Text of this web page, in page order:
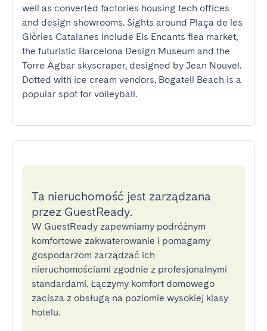
well as converted factories housing tech offices
and design showrooms. Sights around Plaça de les
Glòries Catalanes include Els Encants flea market,
the futuristic Barcelona Design Museum and the
Torre Agbar skyscraper, designed by Jean Nouvel.
Dotted with ice cream vendors, Bogatell Beach is a
popular spot for volleyball.
Ta nieruchomość jest zarządzana
przez GuestReady.
W GuestReady zapewniamy podróżnym
komfortowe zakwaterowanie i pomagamy
gospodarzom zarządzać ich
nieruchomościami zgodnie z profesjonalnymi
standardami. Łączymy komfort domowego
zacisza z obsługą na poziomie wysokiej klasy
hotelu.